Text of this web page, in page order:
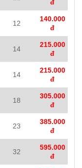
đ
12
140.000
đ
14
215.000
đ
14
215.000
đ
18
305.000
đ
23
385.000
đ
32
595.000
đ